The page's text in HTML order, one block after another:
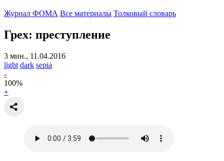
Журнал ФОМА Все материалы Толковый словарь
Грех: преступление
3 мин., 11.04.2016
light dark sepia
-
100%
+